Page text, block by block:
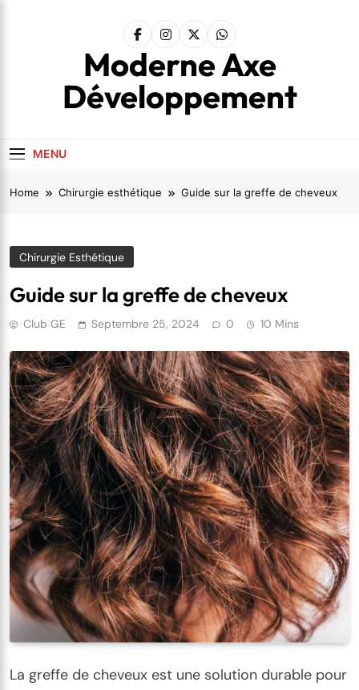
Moderne Axe
Développement
MENU
Home Chirurgie esthétique Guide sur la greffe de cheveux
Chirurgie Esthétique
Guide sur la greffe de cheveux
Club GE Septembre 25, 2024 0 10 Mins
La greffe de cheveux est une solution durable pour